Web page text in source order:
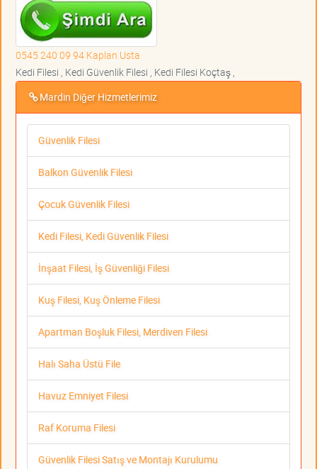
0545 240 09 94 Kaplan Usta
Kedi Filesi , Kedi Güvenlik Filesi , Kedi Filesi Koçtaş ,
Mardin Diğer Hizmetlerimiz
Güvenlik Filesi
Balkon Güvenlik Filesi
Çocuk Güvenlik Filesi
Kedi Filesi, Kedi Güvenlik Filesi
İnşaat Filesi, İş Güvenliği Filesi
Kuş Filesi, Kuş Önleme Filesi
Apartman Boşluk Filesi, Merdiven Filesi
Halı Saha Üstü File
Havuz Emniyet Filesi
Raf Koruma Filesi
Güvenlik Filesi Satış ve Montajı Kurulumu